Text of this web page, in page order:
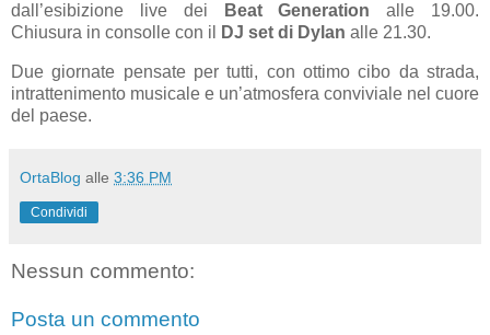
dall’esibizione live dei
Beat Generation alle 19.00.
Chiusura in consolle con il
DJ set di Dylan alle 21.30.
Due giornate pensate per tutti, con ottimo cibo da strada,
intrattenimento musicale e un’atmosfera conviviale nel cuore
del paese.
OrtaBlog alle 3:36 PM
Condividi
Nessun commento:
Posta un commento